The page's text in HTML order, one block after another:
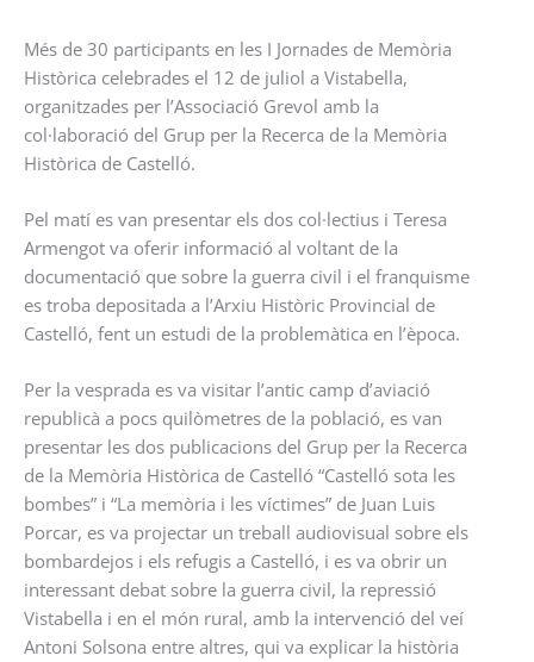
Més de 30 participants en les I Jornades de Memòria
Històrica celebrades el 12 de juliol a Vistabella,
organitzades per l’Associació Grevol amb la
col·laboració del Grup per la Recerca de la Memòria
Històrica de Castelló.
Pel matí es van presentar els dos col·lectius i Teresa
Armengot va oferir informació al voltant de la
documentació que sobre la guerra civil i el franquisme
es troba depositada a l’Arxiu Històric Provincial de
Castelló, fent un estudi de la problemàtica en l’època.
Per la vesprada es va visitar l’antic camp d’aviació
republicà a pocs quilòmetres de la població, es van
presentar les dos publicacions del Grup per la Recerca
de la Memòria Històrica de Castelló “Castelló sota les
bombes” i “La memòria i les víctimes” de Juan Luis
Porcar, es va projectar un treball audiovisual sobre els
bombardejos i els refugis a Castelló, i es va obrir un
interessant debat sobre la guerra civil, la repressió
Vistabella i en el món rural, amb la intervenció del veí
Antoni Solsona entre altres, qui va explicar la història